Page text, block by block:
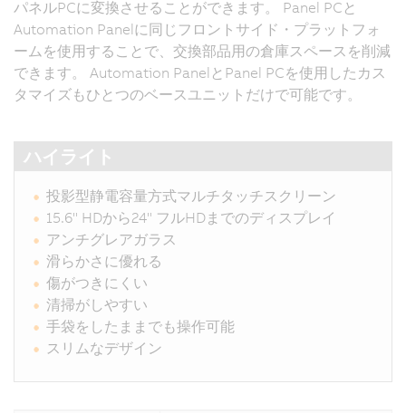
パネルPCに変換させることができます。 Panel PCと
Automation Panelに同じフロントサイド・プラットフォ
ームを使用することで、交換部品用の倉庫スペースを削減
できます。 Automation PanelとPanel PCを使用したカス
タマイズもひとつのベースユニットだけで可能です。
ハイライト
投影型静電容量方式マルチタッチスクリーン
15.6" HDから24" フルHDまでのディスプレイ
アンチグレアガラス
滑らかさに優れる
傷がつきにくい
清掃がしやすい
手袋をしたままでも操作可能
スリムなデザイン